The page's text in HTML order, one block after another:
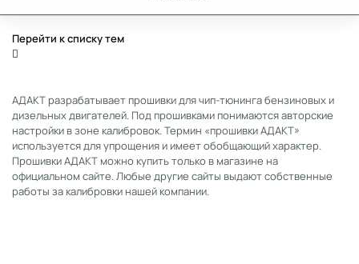
Перейти к списку тем
АДАКТ разрабатывает прошивки для чип-тюнинга бензиновых и
дизельных двигателей. Под прошивками понимаются авторские
настройки в зоне калибровок. Термин «прошивки АДАКТ»
используется для упрощения и имеет обобщающий характер.
Прошивки АДАКТ можно купить только в магазине на
официальном сайте. Любые другие сайты выдают собственные
работы за калибровки нашей компании.